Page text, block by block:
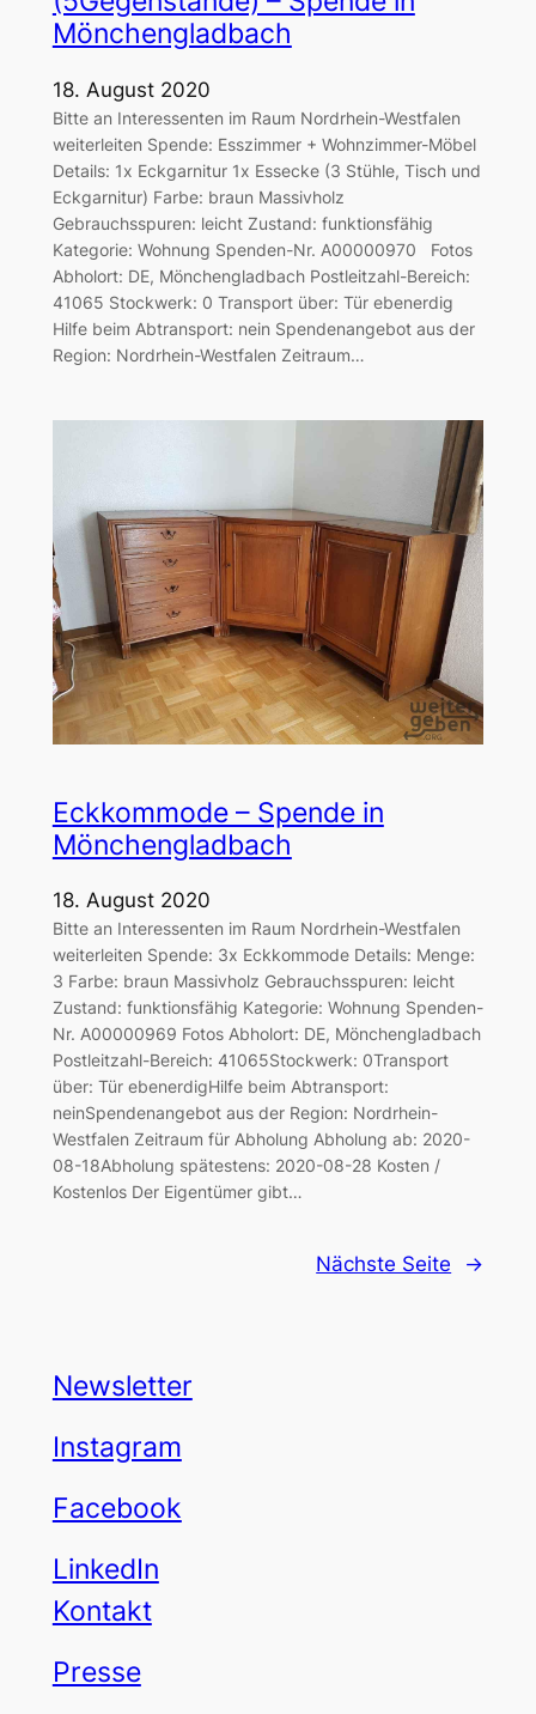
Mönchengladbach
18. August 2020
Bitte an Interessenten im Raum Nordrhein-Westfalen
weiterleiten Spende: Esszimmer + Wohnzimmer-Möbel
Details: 1x Eckgarnitur 1x Essecke (3 Stühle, Tisch und
Eckgarnitur) Farbe: braun Massivholz
Gebrauchsspuren: leicht Zustand: funktionsfähig
Kategorie: Wohnung Spenden-Nr. A00000970 Fotos
Abholort: DE, Mönchengladbach Postleitzahl-Bereich:
41065 Stockwerk: 0 Transport über: Tür ebenerdig
Hilfe beim Abtransport: nein Spendenangebot aus der
Region: Nordrhein-Westfalen Zeitraum…
Eckkommode – Spende in
Mönchengladbach
18. August 2020
Bitte an Interessenten im Raum Nordrhein-Westfalen
weiterleiten Spende: 3x Eckkommode Details: Menge:
3 Farbe: braun Massivholz Gebrauchsspuren: leicht
Zustand: funktionsfähig Kategorie: Wohnung Spenden-
Nr. A00000969 Fotos Abholort: DE, Mönchengladbach
Postleitzahl-Bereich: 41065Stockwerk: 0Transport
über: Tür ebenerdigHilfe beim Abtransport:
neinSpendenangebot aus der Region: Nordrhein-
Westfalen Zeitraum für Abholung Abholung ab: 2020-
08-18Abholung spätestens: 2020-08-28 Kosten /
Kostenlos Der Eigentümer gibt…
Nächste Seite →
Newsletter
Instagram
Facebook
LinkedIn
Kontakt
Presse